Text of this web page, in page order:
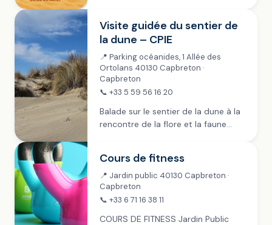
Visite guidée du sentier de
la dune – CPIE
📍 Parking océanides, 1 Allée des
Ortolans 40130 Capbreton ·
Capbreton
📞 +33 5 59 56 16 20
Balade sur le sentier de la dune à la
rencontre de la flore et la faune
ans...
Cours de fitness
📍 Jardin public 40130 Capbreton ·
Capbreton
📞 +33 6 71 16 38 11
COURS DE FITNESS Jardin Public